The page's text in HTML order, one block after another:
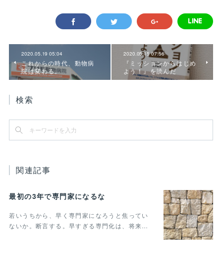
2020.05.19 05:04
これからの時代、動物病
院は変わる。
2020.05.15 07:56
『ミッションからはじめ
よう！』を読んだ
検索
関連記事
最初の3年で専門家になるな
若いうちから、早く専門家になろうと焦ってい
ないか。断言する。早すぎる専門化は、将来…